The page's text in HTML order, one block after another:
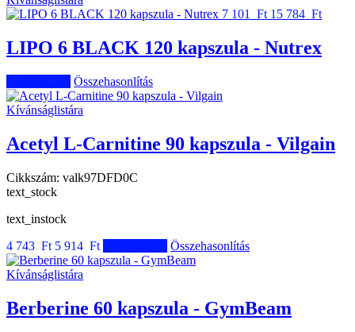
7 101 Ft 15 784 Ft
LIPO 6 BLACK 120 kapszula - Nutrex
Összehasonlítás
Kívánságlistára
Acetyl L-Carnitine 90 kapszula - Vilgain
Cikkszám: valk97DFD0C
text_stock
text_instock
4 743 Ft 5 914 Ft Összehasonlítás
Kívánságlistára
Berberine 60 kapszula - GymBeam